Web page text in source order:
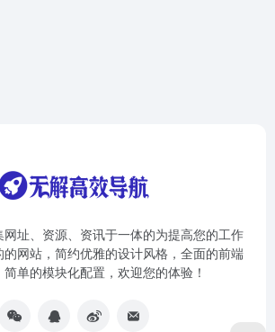
址、资源、资讯于一体的为提高您的工作
网站，简约优雅的设计风格，全面的前端
单的模块化配置，欢迎您的体验！